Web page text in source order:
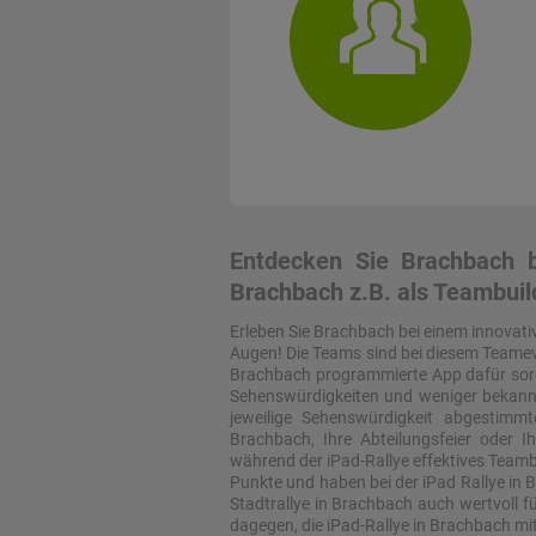
Entdecken Sie
Brachbach z.B. als
Erleben Sie Brachbach bei einem
Augen! Die Teams sind bei diesem
Brachbach programmierte App dafür
Sehenswürdigkeiten und weniger
jeweilige Sehenswürdigkeit
Brachbach, Ihre Abteilungsfeier oder
während der iPad-Rallye effektives
Punkte und haben bei der iPad Rallye in
Stadtrallye in Brachbach auch wertvoll
dagegen, die iPad-Rallye in Brachbach